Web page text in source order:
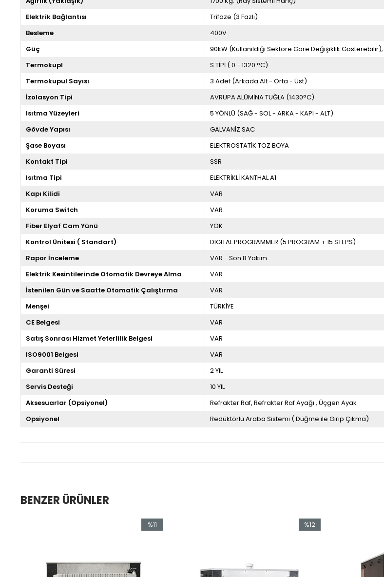
Elektrik Bağlantısı
Trifaze (3 Fazlı)
Besleme
400V
Güç
90kW (Kullanıldığı Sektöre Göre Değişiklik Gösterebilir)
Termokupl
S TİPİ ( 0 - 1320 °C)
Termokupul Sayısı
3 Adet (Arkada Alt - Orta - Üst)
İzolasyon Tipi
AVRUPA ALÜMİNA TUĞLA (1430°C)
Isıtma Yüzeyleri
5 YÖNLÜ (SAĞ - SOL - ARKA - KAPI - ALT)
Gövde Yapısı
GALVANİZ SAC
Şase Boyası
ELEKTROSTATİK TOZ BOYA
Kontakt Tipi
SSR
Isıtma Tipi
ELEKTRİKLİ KANTHAL A1
Kapı Kilidi
VAR
Koruma Switch
VAR
Fiber Elyaf Cam Yünü
YOK
Kontrol Ünitesi ( Standart)
DIGITAL PROGRAMMER (5 PROGRAM + 15 STEPS)
Rapor İnceleme
VAR - Son 8 Yakım
Elektrik Kesintilerinde Otomatik Devreye Alma
VAR
İstenilen Gün ve Saatte Otomatik Çalıştırma
VAR
Menşei
TÜRKİYE
CE Belgesi
VAR
Satış Sonrası Hizmet Yeterlilik Belgesi
VAR
ISO9001 Belgesi
VAR
Garanti Süresi
2 YIL
Servis Desteği
10 YIL
Aksesuarlar (Opsiyonel)
Refrakter Raf Refrakter Raf Ayağı Üçgen Ayak
Opsiyonel
Redüktörlü Araba Sistemi ( Düğme ile Girip Çıkma)
BENZER ÜRÜNLER
%11
%12